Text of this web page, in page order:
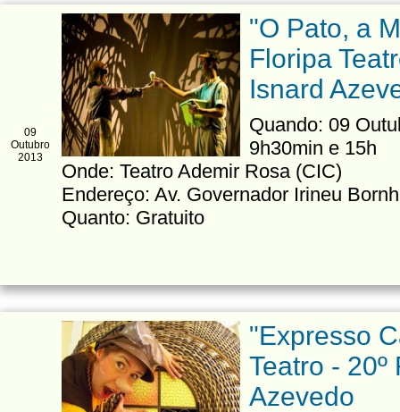
09
Outubro
2013
"O Pato, a
Floripa
Isnard
Quando: 09
9h30min e 15h
Onde: Teatro Ademir Rosa (CIC)
Endereço: Av. Governador Irineu
Quanto: Gratuito
"Expresso
Teatro -
Azevedo